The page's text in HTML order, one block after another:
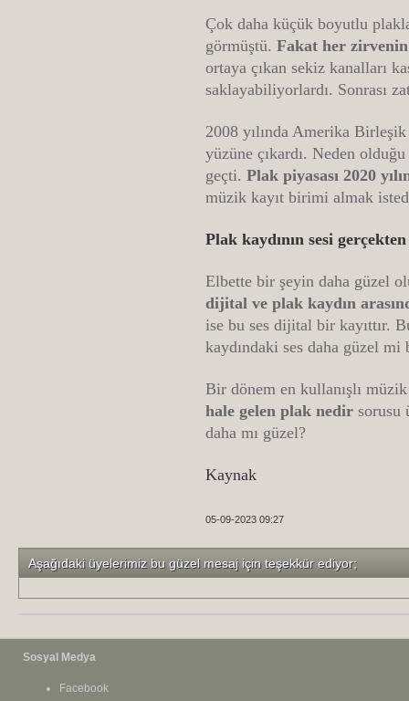
Çok daha küçük boyutlu
görmüştü. Fakat her
ortaya çıkan sekiz kanalları
saklayabiliyorlardı. Sonrası
2008 yılında Amerika
yüzüne çıkardı. Neden
geçti. Plak piyasası 2020
müzik kayıt birimi almak
Plak kaydının sesi
Elbette bir şeyin daha güzel
dijital ve plak kaydın
ise bu ses dijital bir kayıttır.
kaydındaki ses daha güzel
Bir dönem en kullanışlı
hale gelen plak nedir sorusu
daha mı güzel?
Kaynak
05-09-2023 09:27
Aşağıdaki üyelerimiz bu güzel mesaj için teşekkür ediyor;
Sosyal Medya
Facebook